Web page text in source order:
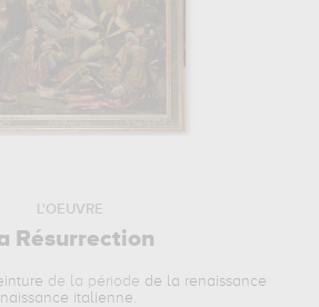
L'OEUVRE
Résurrection
de la période de la renaissance
italienne.